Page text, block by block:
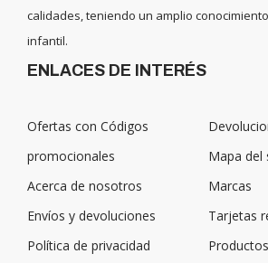
calidades, teniendo un amplio
infantil.
ENLACES DE INTERÉS
Ofertas con Códigos
promocionales
Acerca de nosotros
Envíos y devoluciones
Política de privacidad
Mapa del
Marcas
Tarjetas